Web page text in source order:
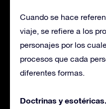
Cuando se hace
viaje, se refiere a los
personajes por los
procesos que cada
diferentes formas.
Doctrinas y esotéricas.